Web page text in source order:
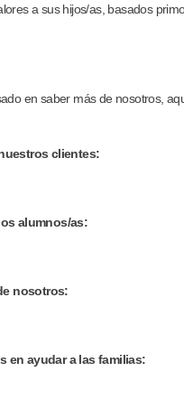
a sus hijos/as, basados
en saber más de nosotros,
clientes:
alumnos/as:
nosotros:
en ayudar a las familias: